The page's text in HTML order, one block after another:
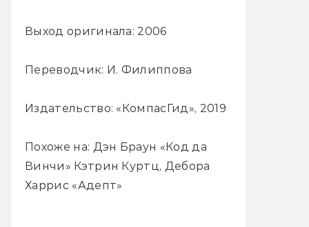
Выход оригинала: 2006
Переводчик: И. Филиппова
Издательство: «КомпасГид», 2019
Похоже на: Дэн Браун «Код да
Винчи» Кэтрин Куртц, Дебора
Харрис «Адепт»